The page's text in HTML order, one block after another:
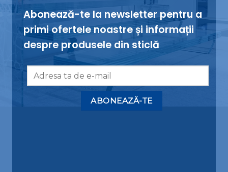
Abonează-te la newsletter pentru a
primi ofertele noastre și informații
despre produsele din sticlă